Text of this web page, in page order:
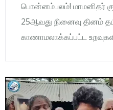
பொன்னம்பலம்! மாமனிதர்
25ஆவது நினைவு தினம்
காணாமலாக்கப்பட்ட